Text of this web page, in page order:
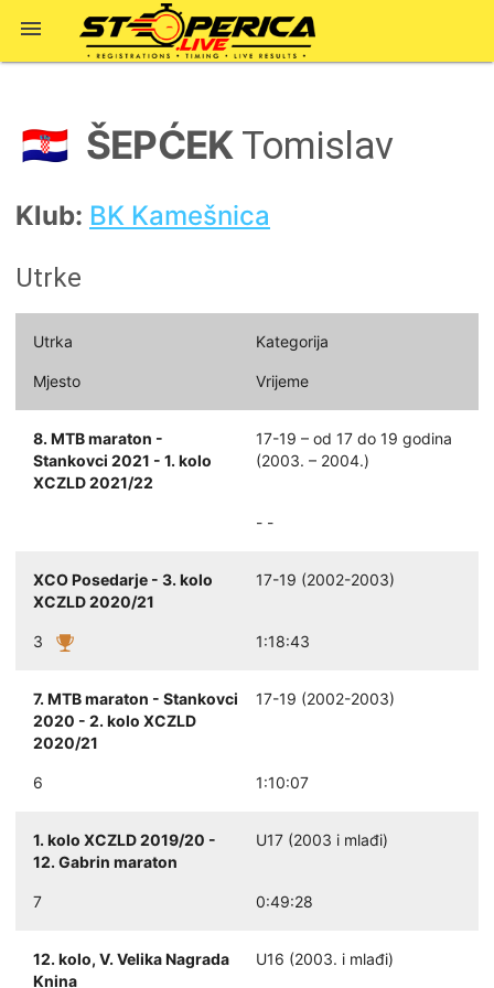

🇭🇷 ŠEPĆEKTomislav
Klub: BK Kamešnica
Utrke
Utrka Kategorija
Mjesto Vrijeme
8. MTB maraton -
Stankovci 2021 - 1. kolo
XCZLD 2021/22
17-19 – od 17 do 19 godina
(2003. – 2004.)
- -
XCO Posedarje - 3. kolo
XCZLD 2020/21
17-19 (2002-2003)
3 1:18:43
7. MTB maraton - Stankovci
2020 - 2. kolo XCZLD
2020/21
17-19 (2002-2003)
6 1:10:07
1. kolo XCZLD 2019/20 -
12. Gabrin maraton
U17 (2003 i mlađi)
7 0:49:28
12. kolo, V. Velika Nagrada
Knina
U16 (2003. i mlađi)